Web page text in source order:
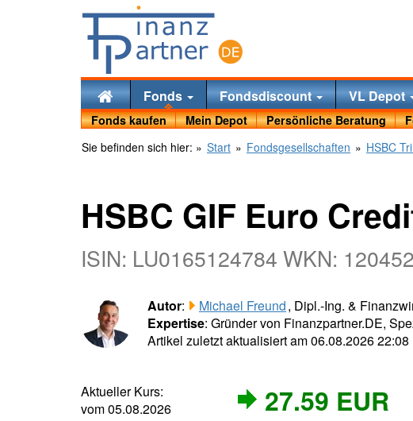
Fonds Fondsdiscount VL Depot
Fonds kaufen Mein Depot Persönliche Beratung
Sie befinden sich hier: » Start » Fondsgesellschaften » HSBC
HSBC GIF Euro
ISIN: LU0165124784 WKN: 120452
Autor: Michael Freund, Dipl.-Ing. &
Expertise: Gründer von Finanzpartner.DE,
Artikel zuletzt aktualisiert am 06.08.2026 22:08
Aktueller Kurs:
vom 05.08.2026
27.59 EUR